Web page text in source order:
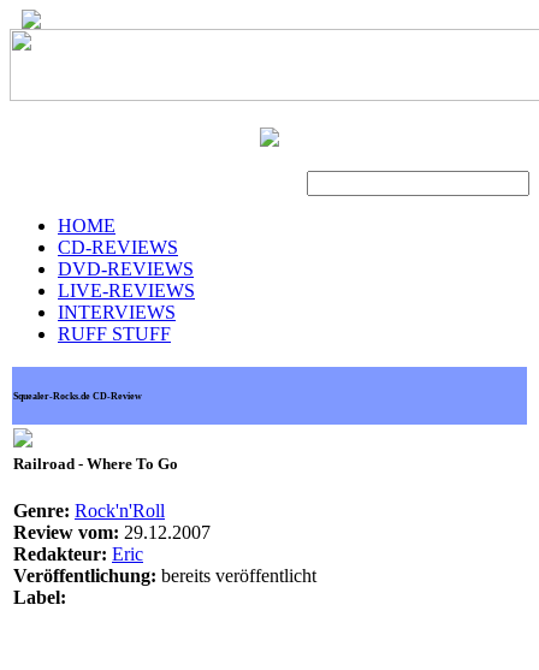
HOME
CD-REVIEWS
DVD-REVIEWS
LIVE-REVIEWS
INTERVIEWS
RUFF STUFF
Squealer-Rocks.de CD-Review
Railroad - Where To Go
Genre: Rock'n'Roll
Review vom: 29.12.2007
Redakteur: Eric
Veröffentlichung: bereits veröffentlicht
Label: